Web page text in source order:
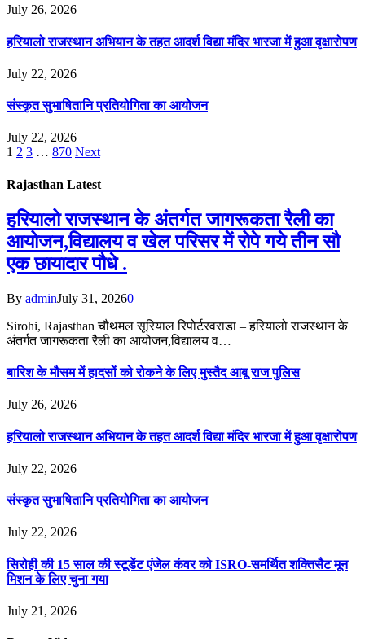
July 26, 2026
हरियालो राजस्थान अभियान के तहत आदर्श विद्या मंदिर भारजा में हुआ वृक्षारोपण
July 22, 2026
संस्कृत सुभाषितानि प्रतियोगिता का आयोजन
July 22, 2026
1 2 3 … 870 Next
Rajasthan Latest
हरियालो राजस्थान के अंतर्गत जागरूकता रैली का
आयोजन,विद्यालय व खेल परिसर में रोपे गये तीन सौ
एक छायादार पौधे .
By adminJuly 31, 20260
Sirohi, Rajasthan चौथमल सूरियाल रिपोर्टरवराडा – हरियालो राजस्थान के
अंतर्गत जागरूकता रैली का आयोजन,विद्यालय व…
बारिश के मौसम में हादसों को रोकने के लिए मुस्तैद आबू राज पुलिस
July 26, 2026
हरियालो राजस्थान अभियान के तहत आदर्श विद्या मंदिर भारजा में हुआ वृक्षारोपण
July 22, 2026
संस्कृत सुभाषितानि प्रतियोगिता का आयोजन
July 22, 2026
सिरोही की 15 साल की स्टूडेंट एंजेल कंवर को ISRO-समर्थित शक्तिसैट मून
मिशन के लिए चुना गया
July 21, 2026